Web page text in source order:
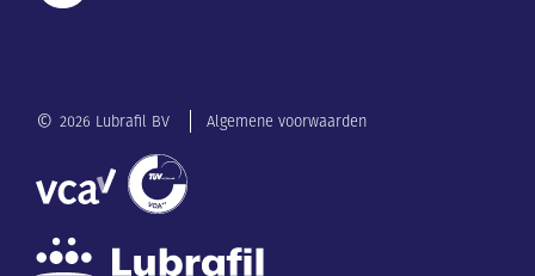
© 2026 Lubrafil BV Algemene voorwaarden